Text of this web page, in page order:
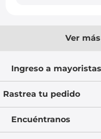
Ver
Ingreso a mayoristas
Rastrea tu pedido
Encuéntranos